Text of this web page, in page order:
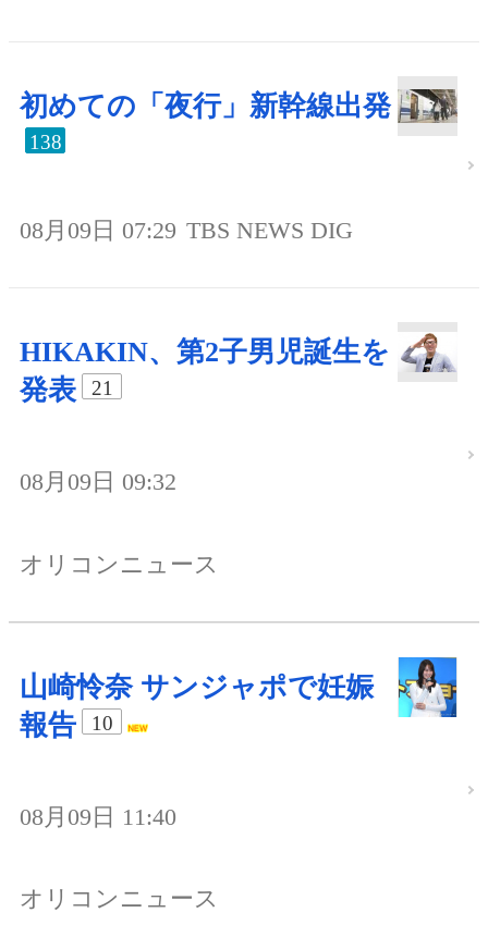
初めての「夜行」新幹線出発
138
08月09日 07:29 TBS NEWS DIG
HIKAKIN、第2子男児誕生を
発表
21
08月09日 09:32
オリコンニュース
山崎怜奈 サンジャポで妊娠
報告
10
08月09日 11:40
オリコンニュース